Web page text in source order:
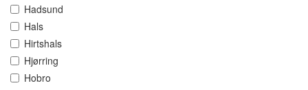
Hadsund
Hals
Hirtshals
Hjørring
Hobro